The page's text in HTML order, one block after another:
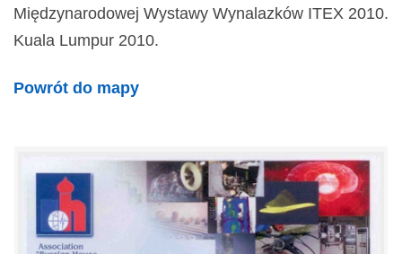
Międzynarodowej Wystawy Wynalazków ITEX 2010.
Kuala Lumpur 2010.
Powrót do mapy